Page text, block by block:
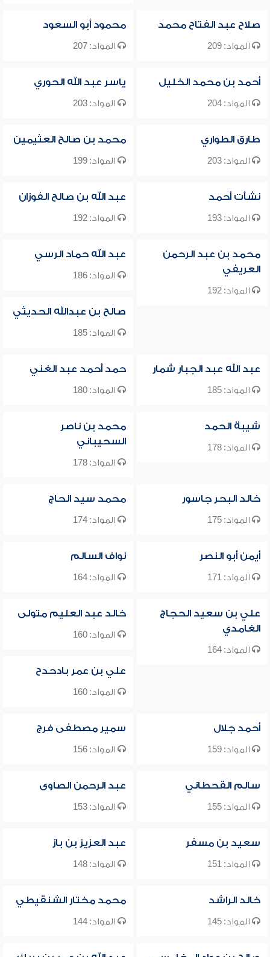
صلاح عبد الفتاح محمد
المواد: 209
محمود أبو السعود
المواد: 207
أحمد بن محمد الخليل
المواد: 204
ياسر عبد الله الحوري
المواد: 203
طارق الطواري
المواد: 203
محمد بن صالح العثيمين
المواد: 199
نشأت أحمد
المواد: 193
عبد الله بن صالح الفوزان
المواد: 192
محمد بن عبد الرحمن
العريفي
المواد: 192
عبد الله حماد الرسي
المواد: 186
صالح بن عبدالله الحديثي
المواد: 185
عبد الله عبد الجبار شمار
المواد: 185
حمد أحمد عبد الغني
المواد: 180
شيبة الحمد
المواد: 178
محمد بن ناصر
السحيباني
المواد: 178
خالد البحر جاسور
المواد: 175
محمد سيد الحاج
المواد: 174
أيمن أبو النصر
المواد: 171
نواف السالم
المواد: 164
علي بن سعيد الحجاج
الغامدي
المواد: 164
خالد عبد العليم متولى
المواد: 160
علي بن عمر بادحدح
المواد: 160
أحمد جلال
المواد: 159
سمير مصطفى فرج
المواد: 156
سالم القحطاني
المواد: 155
عبد الرحمن الصاوى
المواد: 153
سعيد بن مسفر
المواد: 151
عبد العزيز بن باز
المواد: 148
خالد الراشد
المواد: 145
محمد مختار الشنقيطي
المواد: 144